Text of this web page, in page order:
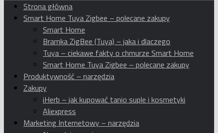
Strona główna
Smart Home Tuya Zigbee – polecane zakupy
Smart Home
Bramka ZigBee (Tuya) – jaka i dlaczego
Tuya – ciekawe fakty o chmurze Smart Home
Smart Home Tuya Zigbee – polecane zakupy
Produktywność – narzędzia
Zakupy
iHerb – jak kupować tanio suple i kosmetyki
Aliexpress
Marketing Internetowy – narzędzia